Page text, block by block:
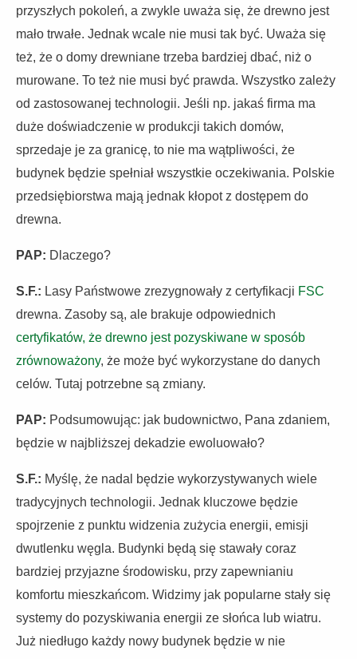
przyszłych pokoleń, a zwykle uważa się, że drewno jest
mało trwałe. Jednak wcale nie musi tak być. Uważa się
też, że o domy drewniane trzeba bardziej dbać, niż o
murowane. To też nie musi być prawda. Wszystko zależy
od zastosowanej technologii. Jeśli np. jakaś firma ma
duże doświadczenie w produkcji takich domów,
sprzedaje je za granicę, to nie ma wątpliwości, że
budynek będzie spełniał wszystkie oczekiwania. Polskie
przedsiębiorstwa mają jednak kłopot z dostępem do
drewna.
PAP: Dlaczego?
S.F.: Lasy Państwowe zrezygnowały z certyfikacji FSC
drewna. Zasoby są, ale brakuje odpowiednich
certyfikatów, że drewno jest pozyskiwane w sposób
zrównoważony, że może być wykorzystane do danych
celów. Tutaj potrzebne są zmiany.
PAP: Podsumowując: jak budownictwo, Pana zdaniem,
będzie w najbliższej dekadzie ewoluowało?
S.F.: Myślę, że nadal będzie wykorzystywanych wiele
tradycyjnych technologii. Jednak kluczowe będzie
spojrzenie z punktu widzenia zużycia energii, emisji
dwutlenku węgla. Budynki będą się stawały coraz
bardziej przyjazne środowisku, przy zapewnianiu
komfortu mieszkańcom. Widzimy jak popularne stały się
systemy do pozyskiwania energii ze słońca lub wiatru.
Już niedługo każdy nowy budynek będzie w nie